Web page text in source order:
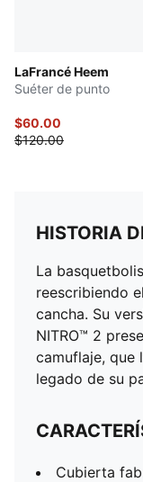
LaFrancé Heem
Suéter de punto
$60.00
$120.00
HISTORIA
La
reescribiendo
cancha. Su
NITRO™ 2
camuflaje, que
legado de su
Cubierta